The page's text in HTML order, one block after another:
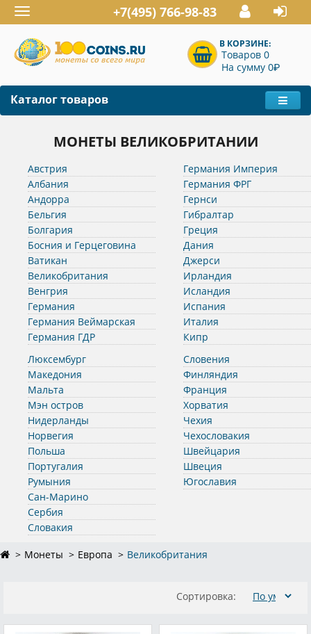
Toggle
navigation
+7(495) 766-98-83
В КОРЗИНЕ:
Товаров 0
На сумму 0P
Каталог товаров
МОНЕТЫ ВЕЛИКОБРИТАНИИ
Австрия
Албания
Андорра
Бельгия
Болгария
Босния и Герцеговина
Ватикан
Великобритания
Венгрия
Германия
Германия Веймарская
Германия ГДР
Германия Империя
Германия ФРГ
Гернси
Гибралтар
Греция
Дания
Джерси
Ирландия
Исландия
Испания
Италия
Кипр
Люксембург
Македония
Мальта
Мэн остров
Нидерланды
Норвегия
Польша
Португалия
Румыния
Сан-Марино
Сербия
Словакия
Словения
Финляндия
Франция
Хорватия
Чехия
Чехословакия
Швейцария
Швеция
Югославия
Монеты Европа Великобритания
Сортировка: